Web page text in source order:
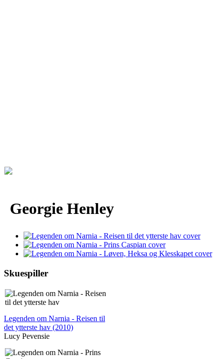
Georgie Henley
Skuespiller
Legenden om Narnia - Reisen til
det ytterste hav (2010)
Lucy Pevensie